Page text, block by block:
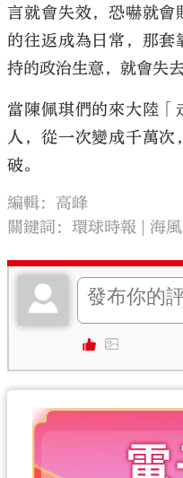
言就會失效，恐嚇就會
的往返成為日常，那
持的政治生意，就會失去
當陳佩琪們的來大陸
人，從一次變成千萬
破。
編輯：高峰
關鍵詞：環球時報 海風